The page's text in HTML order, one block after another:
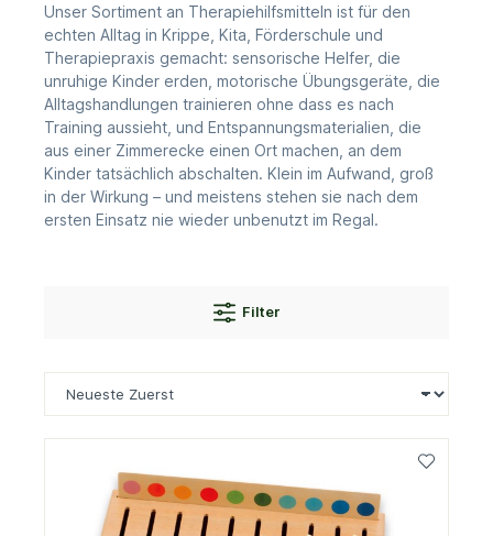
Unser Sortiment an Therapiehilfsmitteln ist für den
echten Alltag in Krippe, Kita, Förderschule und
Therapiepraxis gemacht: sensorische Helfer, die
unruhige Kinder erden, motorische Übungsgeräte, die
Alltagshandlungen trainieren ohne dass es nach
Training aussieht, und Entspannungsmaterialien, die
aus einer Zimmerecke einen Ort machen, an dem
Kinder tatsächlich abschalten. Klein im Aufwand, groß
in der Wirkung – und meistens stehen sie nach dem
ersten Einsatz nie wieder unbenutzt im Regal.
Filter